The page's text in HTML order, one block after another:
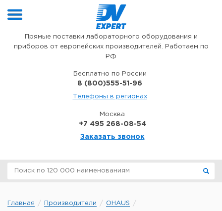
Прямые поставки лабораторного оборудования и
приборов от европейских производителей. Работаем по
РФ
Бесплатно по России
8 (800)555-51-96
Телефоны в регионах
Москва
+7 495 268-08-54
Заказать звонок
Главная Производители
OHAUS